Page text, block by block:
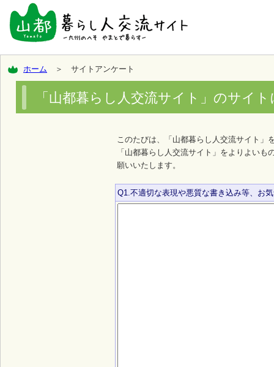
ホーム ＞ サイトアンケート
「山都暮らし人交流サイト」のサイ
このたびは、「山都暮らし人交流サイト」
「山都暮らし人交流サイト」をよりよい
願いいたします。
Q1.不適切な表現や悪質な書き込み等、お